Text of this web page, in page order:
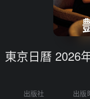
東京日曆 2026
出版社 出版